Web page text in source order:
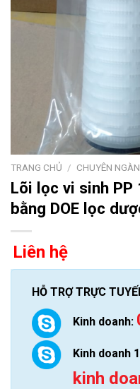
TRANG CHỦ / CHUYÊN
Lõi lọc vi sinh PP
bằng DOE lọc
Liên hệ
HỖ TRỢ TRỰC
Kinh doanh:
Kinh doanh
kinh